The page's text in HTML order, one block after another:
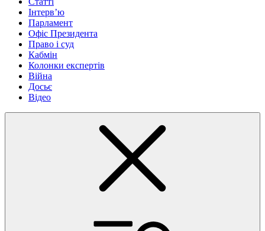
Інтервʼю
Парламент
Офіс Президента
Право і суд
Кабмін
Колонки експертів
Війна
Досьє
Відео